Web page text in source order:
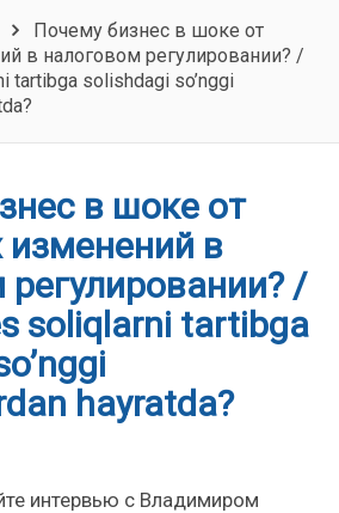
Почему бизнес в шоке от
в налоговом регулировании? /
tartibga solishdagi so’nggi
в шоке от
изменений в
/
soliqlarni tartibga
hayratda?
интервью с Владимиром